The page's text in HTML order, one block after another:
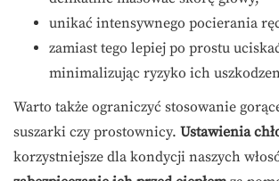
unikać intensywnego pocierania
zamiast tego lepiej po prostu
minimalizując ryzyko ich
Warto także ograniczyć stosowanie
suszarki czy prostownicy. Ustawienia
korzystniejsze dla kondycji naszych